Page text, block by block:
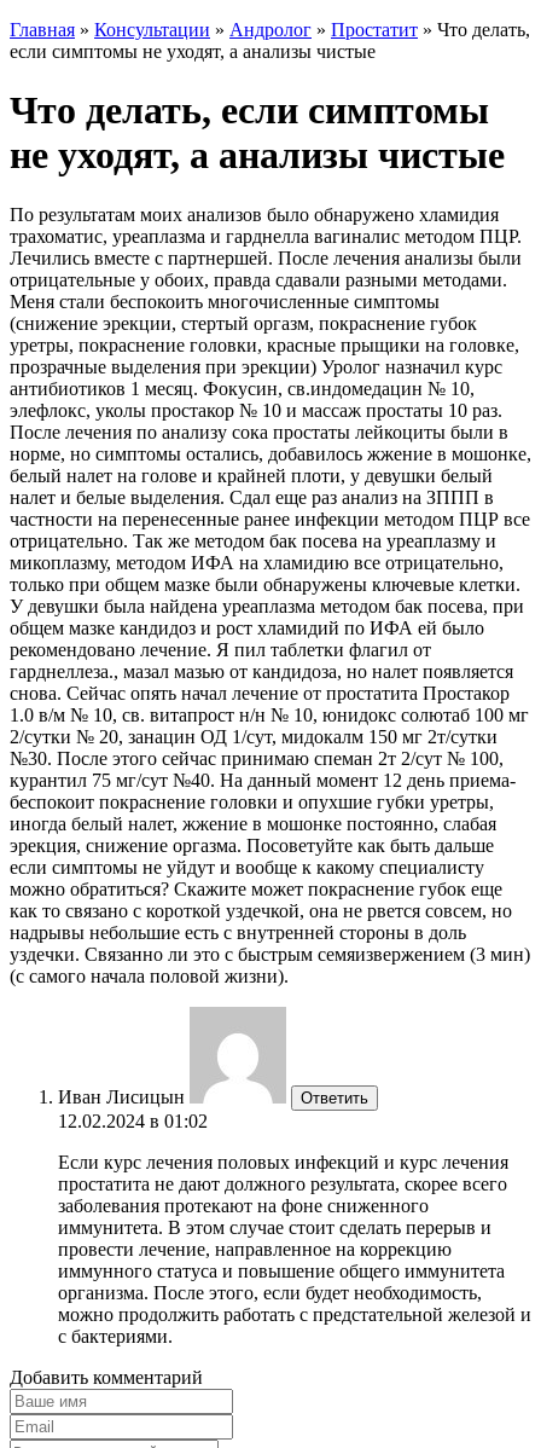
Главная » Консультации » Андролог » Простатит » Что делать,
если симптомы не уходят, а анализы чистые
Что делать, если симптомы
не уходят, а анализы чистые
По результатам моих анализов было обнаружено хламидия
трахоматис, уреаплазма и гарднелла вагиналис методом ПЦР.
Лечились вместе с партнершей. После лечения анализы были
отрицательные у обоих, правда сдавали разными методами.
Меня стали беспокоить многочисленные симптомы
(снижение эрекции, стертый оргазм, покраснение губок
уретры, покраснение головки, красные прыщики на головке,
прозрачные выделения при эрекции) Уролог назначил курс
антибиотиков 1 месяц. Фокусин, св.индомедацин № 10,
элефлокс, уколы простакор № 10 и массаж простаты 10 раз.
После лечения по анализу сока простаты лейкоциты были в
норме, но симптомы остались, добавилось жжение в мошонке,
белый налет на голове и крайней плоти, у девушки белый
налет и белые выделения. Сдал еще раз анализ на ЗППП в
частности на перенесенные ранее инфекции методом ПЦР все
отрицательно. Так же методом бак посева на уреаплазму и
микоплазму, методом ИФА на хламидию все отрицательно,
только при общем мазке были обнаружены ключевые клетки.
У девушки была найдена уреаплазма методом бак посева, при
общем мазке кандидоз и рост хламидий по ИФА ей было
рекомендовано лечение. Я пил таблетки флагил от
гарднеллеза., мазал мазью от кандидоза, но налет появляется
снова. Сейчас опять начал лечение от простатита Простакор
1.0 в/м № 10, св. витапрост н/н № 10, юнидокс солютаб 100 мг
2/сутки № 20, занацин ОД 1/сут, мидокалм 150 мг 2т/сутки
№30. После этого сейчас принимаю спеман 2т 2/сут № 100,
курантил 75 мг/сут №40. На данный момент 12 день приема-
беспокоит покраснение головки и опухшие губки уретры,
иногда белый налет, жжение в мошонке постоянно, слабая
эрекция, снижение оргазма. Посоветуйте как быть дальше
если симптомы не уйдут и вообще к какому специалисту
можно обратиться? Скажите может покраснение губок еще
как то связано с короткой уздечкой, она не рвется совсем, но
надрывы небольшие есть с внутренней стороны в доль
уздечки. Связанно ли это с быстрым семяизвержением (3 мин)
(с самого начала половой жизни).
Иван Лисицын Ответить
12.02.2024 в 01:02
Если курс лечения половых инфекций и курс лечения
простатита не дают должного результата, скорее всего
заболевания протекают на фоне сниженного
иммунитета. В этом случае стоит сделать перерыв и
провести лечение, направленное на коррекцию
иммунного статуса и повышение общего иммунитета
организма. После этого, если будет необходимость,
можно продолжить работать с предстательной железой и
с бактериями.
Добавить комментарий